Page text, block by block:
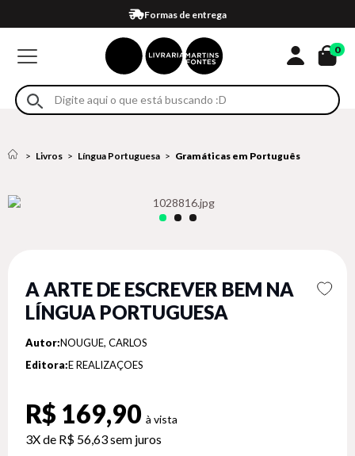
Formas de entrega
Compra 100% segura
Em até 4x sem juros no cartão*
Retire na loja
Eventos
0
Livros Língua Portuguesa Gramáticas em Português
A ARTE DE ESCREVER BEM NA
LÍNGUA PORTUGUESA
Autor:NOUGUE, CARLOS
Editora:E REALIZAÇOES
R$ 169,90
3X de R$ 56,63sem juros